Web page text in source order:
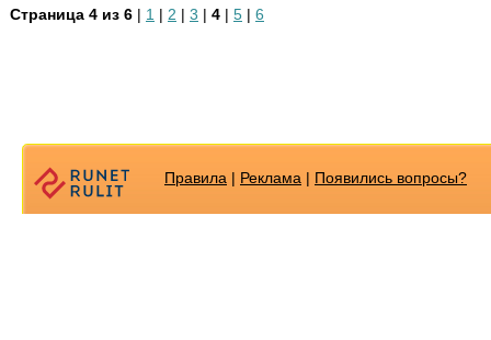
Страница 4 из 6 | 1 | 2 | 3 | 4 | 5 | 6
Правила | Реклама | Появилиcь вопросы?